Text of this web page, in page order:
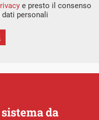
e presto il consenso
personali
da